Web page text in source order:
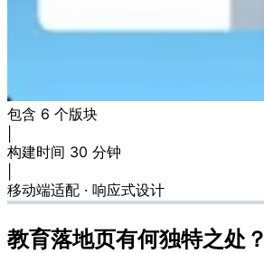
包含 6 个版块
构建时间 30 分钟
移动端适配 · 响应式设计
教育落地页有何独特之处？